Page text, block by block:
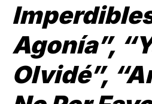
Agonía”,
Olvidé”,